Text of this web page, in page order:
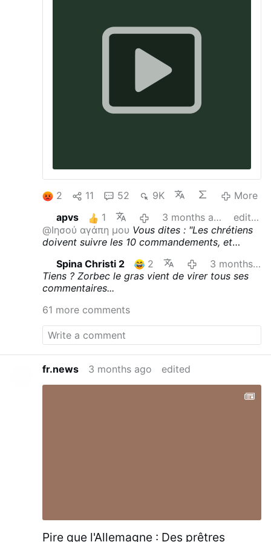
2 11 52 9K
More
apvs
1 3 months ago
edited
@Ιησού αγάπη μου Vous dites : "Les chrétiens
doivent suivre les 10 commandements, et
c'est le combat spirituel."
Juste en passant :
suivre les 10 commandements, C'ESTmortifier
ses passions mauvaises (orgueil, colère,
Séparer ces deux choses l'une de l'autre est
donc absurde.
Spina Christi 2 2
3 months ago
Tiens ? Zorbec le gras vient de virer tous ses
commentaires...
61 more comments
fr.news 3 months ago edited
Pire que l'Allemagne : Des prêtres